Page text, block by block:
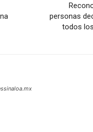
personas
todos